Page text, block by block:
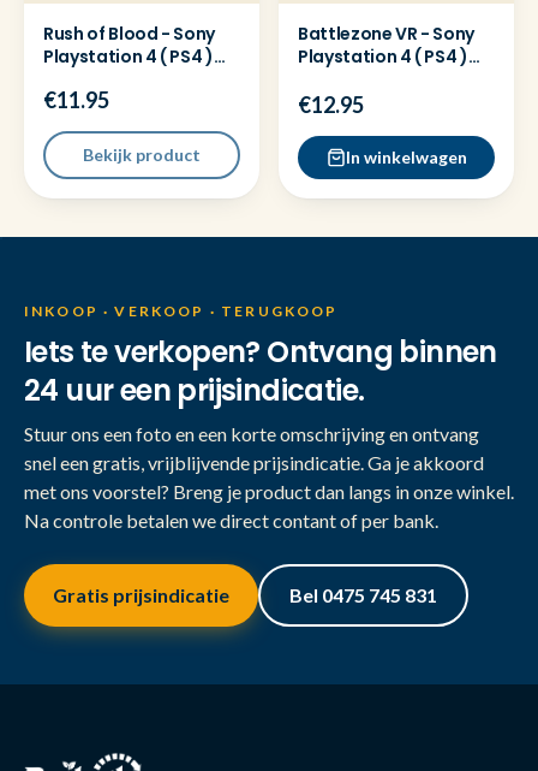
Rush of Blood - Sony
Playstation 4 ( PS4 )
€11.95
Bekijk product
Battlezone VR - Sony
Playstation 4 ( PS4 )
€12.95
In winkelwagen
INKOOP · VERKOOP · TERUGKOOP
Iets te verkopen? Ontvang binnen
24 uur een prijsindicatie.
Stuur ons een foto en een korte omschrijving en ontvang
snel een gratis, vrijblijvende prijsindicatie. Ga je akkoord
met ons voorstel? Breng je product dan langs in onze winkel.
Na controle betalen we direct contant of per bank.
Gratis prijsindicatie Bel 0475 745 831